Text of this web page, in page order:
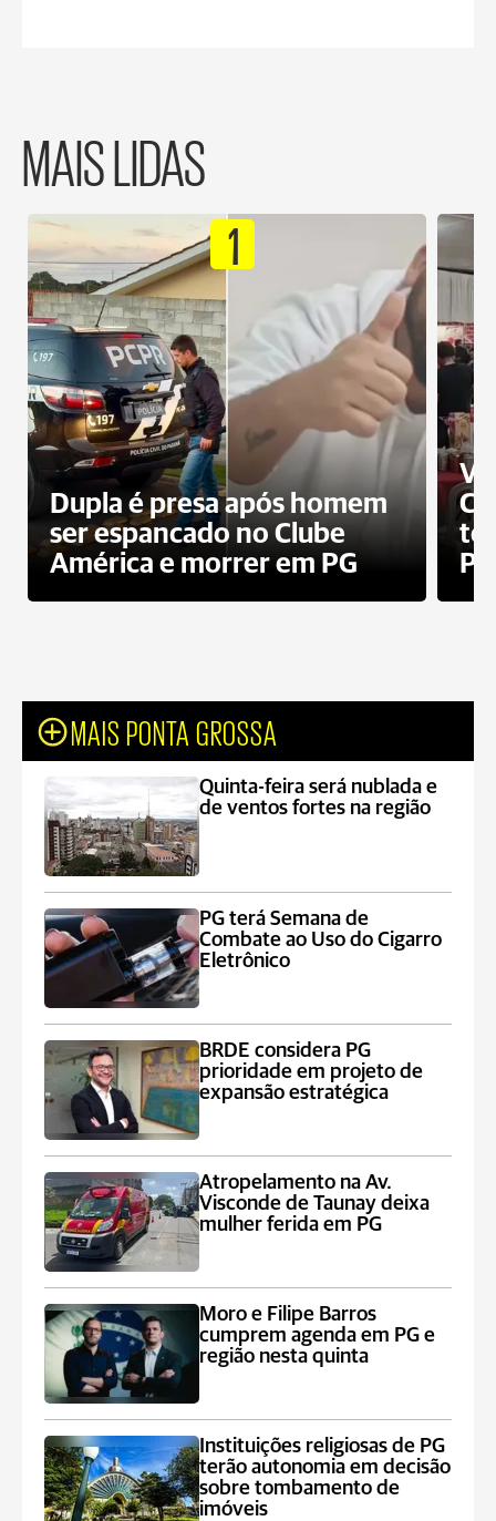
MAIS LIDAS
1
Dupla é presa após homem
ser espancado no Clube
América e morrer em PG
PG
MAIS PONTA GROSSA
Quinta-feira será nublada e
de ventos fortes na região
PG terá Semana de
Combate ao Uso do Cigarro
Eletrônico
BRDE considera PG
prioridade em projeto de
expansão estratégica
Atropelamento na Av.
Visconde de Taunay deixa
mulher ferida em PG
Moro e Filipe Barros
cumprem agenda em PG e
região nesta quinta
Instituições religiosas de PG
terão autonomia em decisão
sobre tombamento de
imóveis